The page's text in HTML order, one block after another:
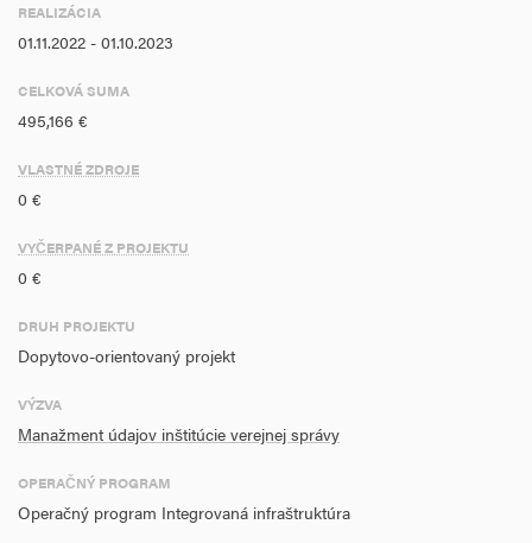
REALIZÁCIA
01.11.2022 - 01.10.2023
CELKOVÁ SUMA
495,166 €
VLASTNÉ ZDROJE
0 €
VYČERPANÉ Z PROJEKTU
0 €
DRUH PROJEKTU
Dopytovo-orientovaný projekt
VÝZVA
Manažment údajov inštitúcie verejnej správy
OPERAČNÝ PROGRAM
Operačný program Integrovaná infraštruktúra